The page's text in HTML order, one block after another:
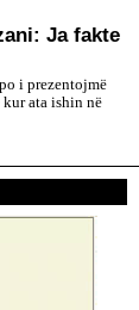
Ja fakte
i prezentojmë
kur ata ishin në